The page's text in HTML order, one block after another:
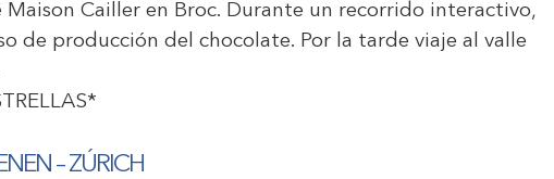
Cailler en Broc. Durante un recorrido interactivo,
de producción del chocolate. Por la tarde viaje al valle
– ZÚRICH